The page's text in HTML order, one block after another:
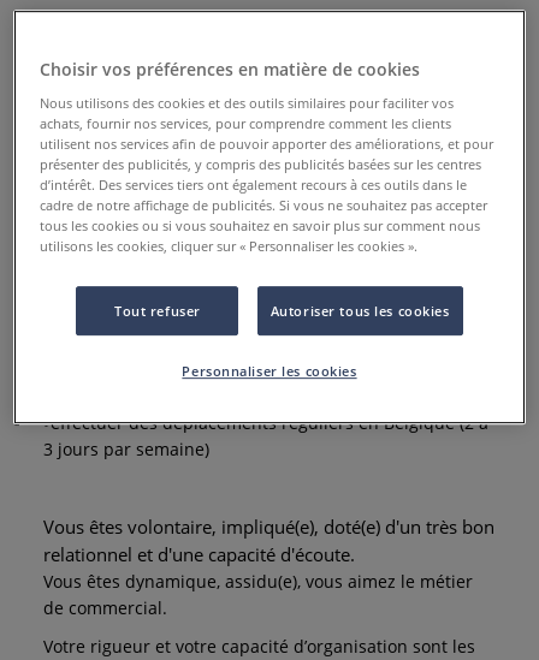
-
le développement commercial pour la Belgique
la gestion administrative et commerciale des grands
comptes (devis, commandes, SAV)
-participation aux actions de mailing
- La gestion des grands comptes
-La traduction français/flamand des documents
marketing
la relation avec les associations et les écoles
artistiques
salons/manifestations commerciales
--effectuer des déplacements réguliers en Belgique (2 à
3 jours par semaine)
Vous êtes volontaire, impliqué(e), doté(e) d'un très bon
relationnel et d'une capacité d'écoute.
Vous êtes dynamique, assidu(e), vous aimez le métier
de commercial.
Votre rigueur et votre capacité d’organisation sont les
Choisir vos préférences en matière de cookies
Nous utilisons des cookies et des outils similaires pour faciliter vos
achats, fournir nos services, pour comprendre comment les clients
utilisent nos services afin de pouvoir apporter des améliorations, et pour
présenter des publicités, y compris des publicités basées sur les centres
d’intérêt. Des services tiers ont également recours à ces outils dans le
cadre de notre affichage de publicités. Si vous ne souhaitez pas accepter
tous les cookies ou si vous souhaitez en savoir plus sur comment nous
utilisons les cookies, cliquer sur « Personnaliser les cookies ».
Tout refuser Autoriser tous les cookies
Personnaliser les cookies